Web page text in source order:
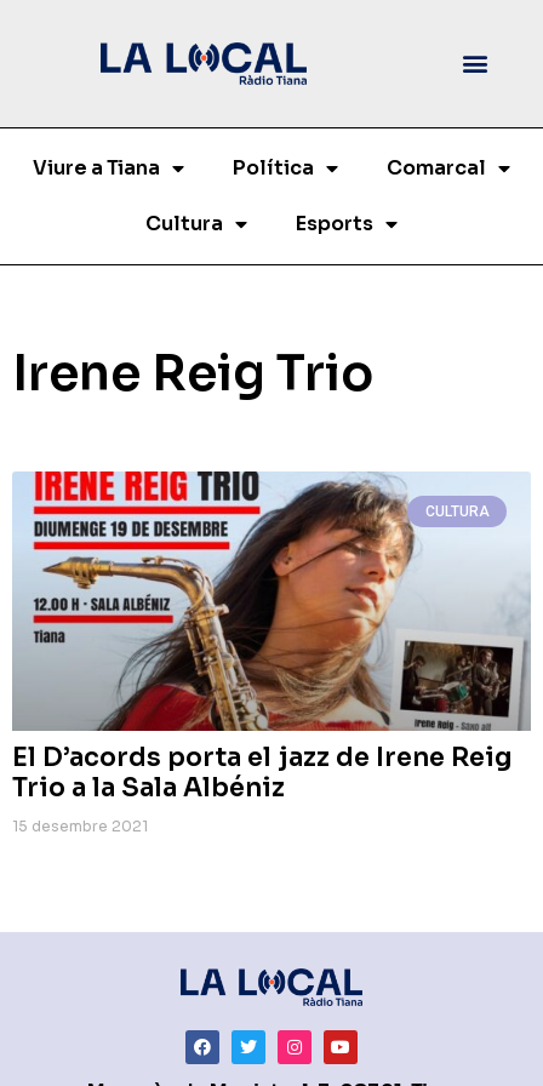
Viure a Tiana Política Comarcal
Cultura Esports
Irene Reig Trio
CULTURA
El D’acords porta el jazz de Irene Reig
Trio a la Sala Albéniz
15 desembre 2021